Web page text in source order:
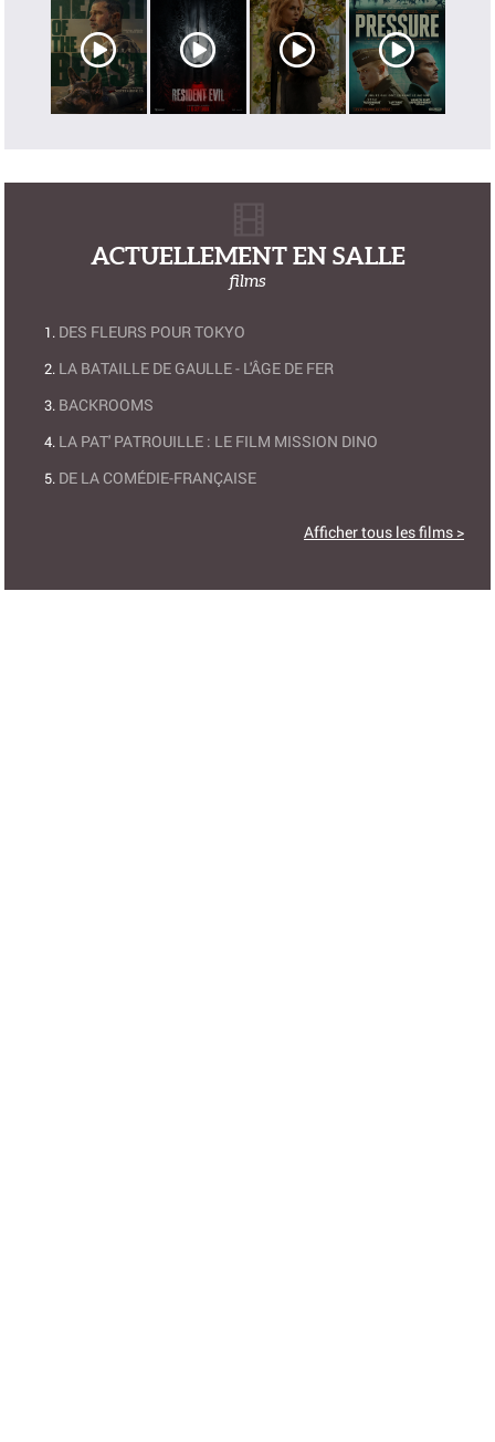
ACTUELLEMENT EN SALLE
films
DES FLEURS POUR TOKYO
LA BATAILLE DE GAULLE - L'ÂGE DE FER
BACKROOMS
LA PAT' PATROUILLE : LE FILM MISSION DINO
DE LA COMÉDIE-FRANÇAISE
Afficher tous les films >